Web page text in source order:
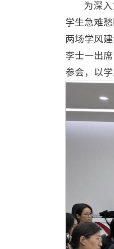
为深
学生急难
两场学风
李士一出
参会，以